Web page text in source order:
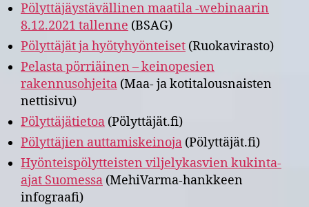
Pölyttäjäystävällinen maatila -webinaarin
8.12.2021 tallenne (BSAG)
Pölyttäjät ja hyötyhyönteiset (Ruokavirasto)
Pelasta pörriäinen – keinopesien
rakennusohjeita (Maa- ja kotitalousnaisten
nettisivu)
Pölyttäjätietoa (Pölyttäjät.fi)
Pölyttäjien auttamiskeinoja (Pölyttäjät.fi)
Hyönteispölytteisten viljelykasvien kukinta-
ajat Suomessa (MehiVarma-hankkeen
infograafi)